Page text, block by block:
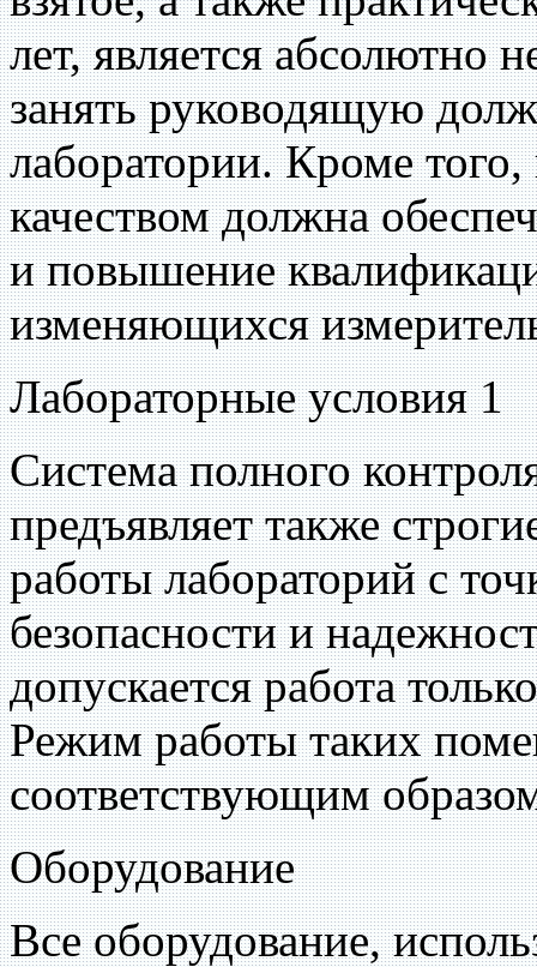
лет, является абсолютно
занять руководящую
лаборатории. Кроме
качеством должна
и повышение
изменяющихся
Лабораторные условия 1
Система полного
предъявляет также
работы лабораторий с
безопасности и
допускается работа
Режим работы таких
соответствующим
Оборудование
Все оборудование,